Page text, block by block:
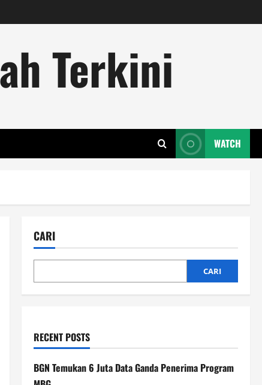
Terkini
WATCH
CARI
CARI
RECENT POSTS
BGN Temukan 6 Juta Data Ganda Penerima Program